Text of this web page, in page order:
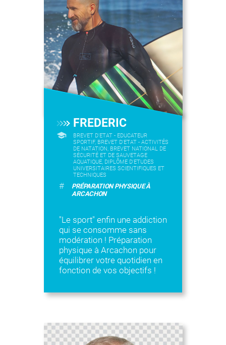
FREDERIC
BREVET D'ETAT - EDUCATEUR
SPORTIF, BREVET D'ETAT - ACTIVITÉS
DE NATATION, BREVET NATIONAL DE
SÉCURITÉ ET DE SAUVETAGE
AQUATIQUE, DIPLÔME D'ETUDES
UNIVERSITAIRES SCIENTIFIQUES ET
TECHNIQUES
#
PRÉPARATION PHYSIQUE À
ARCACHON
"Le sport" enfin une addiction
qui se consomme sans
modération ! Préparation
physique à Arcachon pour
équilibrer votre quotidien en
fonction de vos objectifs !